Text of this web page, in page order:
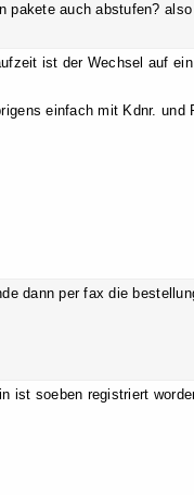
pakete auch abstufen?
ist der Wechsel auf
einfach mit Kdnr.
dann per fax die
ist soeben registriert